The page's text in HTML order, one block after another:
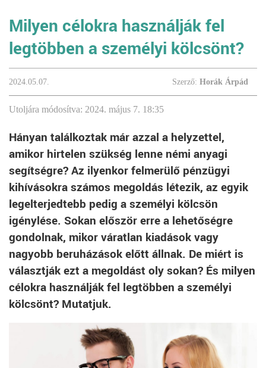
Milyen célokra használják fel
legtöbben a személyi kölcsönt?
2024.05.07. Szerző: Horák Árpád
Utoljára módosítva: 2024. május 7. 18:35
Hányan találkoztak már azzal a helyzettel,
amikor hirtelen szükség lenne némi anyagi
segítségre? Az ilyenkor felmerülő pénzügyi
kihívásokra számos megoldás létezik, az egyik
legelterjedtebb pedig a személyi kölcsön
igénylése. Sokan először erre a lehetőségre
gondolnak, mikor váratlan kiadások vagy
nagyobb beruházások előtt állnak. De miért is
választják ezt a megoldást oly sokan? És milyen
célokra használják fel legtöbben a személyi
kölcsönt? Mutatjuk.